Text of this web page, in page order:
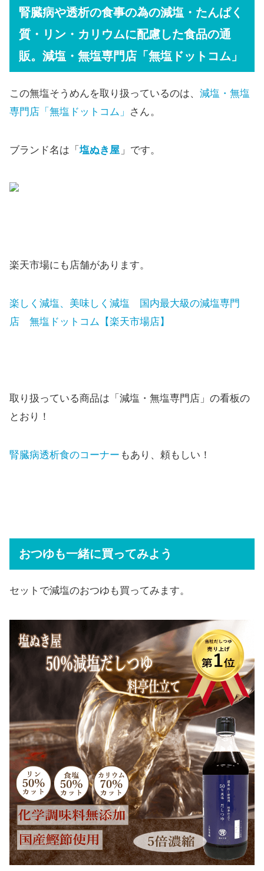
腎臓病や透析の食事の為の減塩・たんぱく
質・リン・カリウムに配慮した食品の通
販。減塩・無塩専門店「無塩ドットコム」
この無塩そうめんを取り扱っているのは、 減塩・無塩
専門店「無塩ドットコム」
さん。
ブランド名は「 塩ぬき屋 」です。
楽天市場にも店舗があります。
楽しく減塩、美味しく減塩 国内最大級の減塩専門
店 無塩ドットコム【楽天市場店】
取り扱っている商品は「減塩・無塩専門店」の看板の
とおり！
腎臓病透析食のコーナー もあり、頼もしい！
おつゆも一緒に買ってみよう
セットで減塩のおつゆも買ってみます。